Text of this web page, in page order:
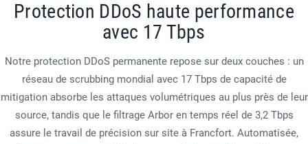
Protection DDoS haute performance
avec 17 Tbps
Notre protection DDoS permanente repose sur deux couches : un
réseau de scrubbing mondial avec 17 Tbps de capacité de
mitigation absorbe les attaques volumétriques au plus près de leur
source, tandis que le filtrage Arbor en temps réel de 3,2 Tbps
assure le travail de précision sur site à Francfort. Automatisée,